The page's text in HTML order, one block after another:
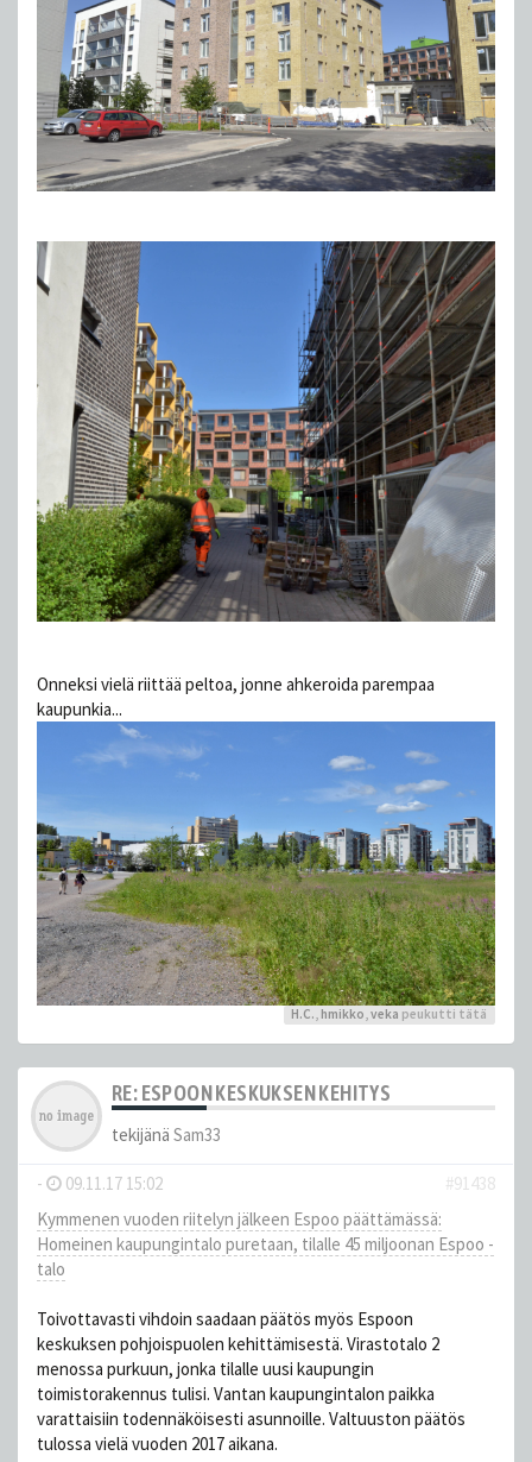
Onneksi vielä riittää peltoa, jonne ahkeroida parempaa
kaupunkia...
H.C., hmikko,veka peukutti tätä
RE: ESPOON KESKUKSEN KEHITYS
tekijänä Sam33
- 09.11.17 15:02
#91438
Kymmenen vuoden riitelyn jälkeen Espoo päättämässä:
Homeinen kaupungintalo puretaan, tilalle 45 miljoonan Espoo -
talo
Toivottavasti vihdoin saadaan päätös myös Espoon
keskuksen pohjoispuolen kehittämisestä. Virastotalo 2
menossa purkuun, jonka tilalle uusi kaupungin
toimistorakennus tulisi. Vantan kaupungintalon paikka
varattaisiin todennäköisesti asunnoille. Valtuuston päätös
tulossa vielä vuoden 2017 aikana.